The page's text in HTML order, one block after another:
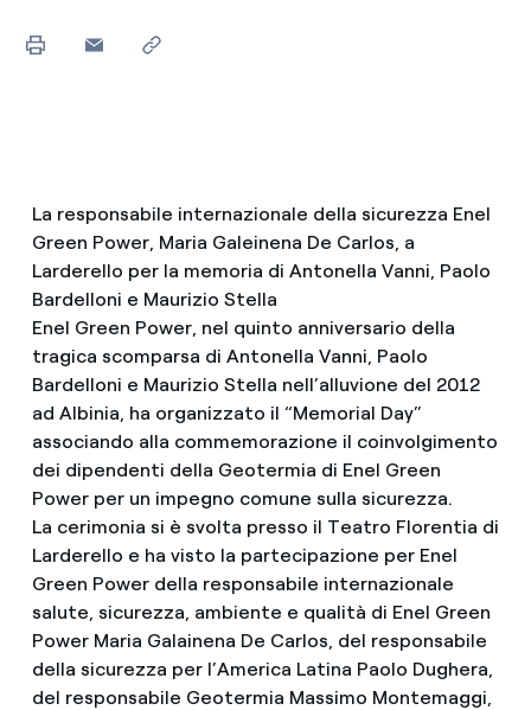
La responsabile internazionale della sicurezza Enel
Green Power, Maria Galeinena De Carlos, a
Larderello per la memoria di Antonella Vanni, Paolo
Bardelloni e Maurizio Stella
Enel Green Power, nel quinto anniversario della
tragica scomparsa di Antonella Vanni, Paolo
Bardelloni e Maurizio Stella nell’alluvione del 2012
ad Albinia, ha organizzato il “Memorial Day”
associando alla commemorazione il coinvolgimento
dei dipendenti della Geotermia di Enel Green
Power per un impegno comune sulla sicurezza.
La cerimonia si è svolta presso il Teatro Florentia di
Larderello e ha visto la partecipazione per Enel
Green Power della responsabile internazionale
salute, sicurezza, ambiente e qualità di Enel Green
Power Maria Galainena De Carlos, del responsabile
della sicurezza per l’America Latina Paolo Dughera,
del responsabile Geotermia Massimo Montemaggi,